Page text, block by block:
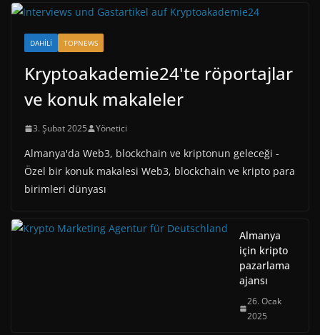
DAHILI TOPNEWS
Kryptoakademie24'te röportajlar
ve konuk makaleler
3. Şubat 2025 Yönetici
Almanya'da Web3, blockchain ve kriptonun geleceği -
Özel bir konuk makalesi Web3, blockchain ve kripto para
birimleri dünyası
Almanya
için kripto
pazarlama
ajansı
26. Ocak
2025